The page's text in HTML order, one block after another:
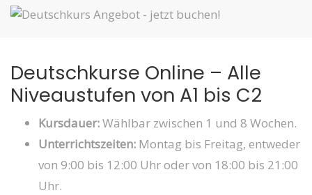
Deutschkurse Online – Alle
Niveaustufen von A1 bis C2
Kursdauer:Wählbar zwischen 1 und 8 Wochen.
Unterrichtszeiten:Montag bis Freitag, entweder
von 9:00 bis 12:00 Uhr oder von 18:00 bis 21:00
Uhr.